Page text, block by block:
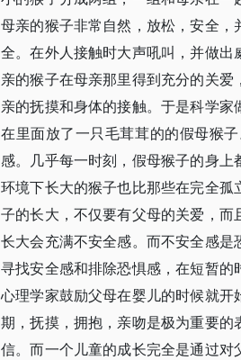
母亲的猴子非常自然，放松，安全
全。在外人接触时大声吼叫，并做
亲的猴子在母亲那里得到充分的关
亲的抚摸和身体的接触。于是科学
在里面放了一只毛茸茸的的假母猴
感。几乎每一时刻，假母猴子的身
环境下长大的猴子也比那些在完全
子的长大，不仅要有父母的关爱，
长大会充满不安全感。而不安全感
寻找安全感和排除恐惧感，在短暂
心理学家鼓励父母在婴儿的时候就
期，抚摸，拥抱，亲吻是极为重要
信。而一个儿童的成长完全是通过